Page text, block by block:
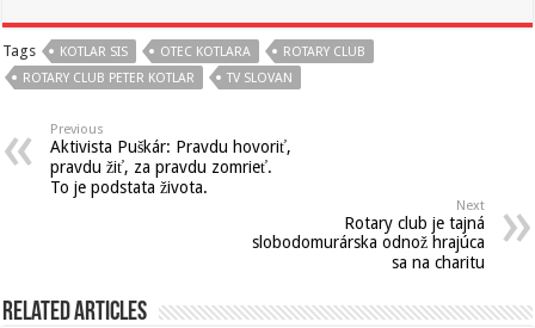
Tags KOTLAR SIS OTEC KOTLARA
ROTARY CLUB
ROTARY CLUB PETER KOTLAR
TV SLOVAN
Previous
Aktivista Puškár: Pravdu hovoriť,
pravdu žiť, za pravdu zomrieť.
To je podstata života.
Next
Rotary club je tajná
slobodomurárska odnož hrajúca
sa na charitu
Related Articles